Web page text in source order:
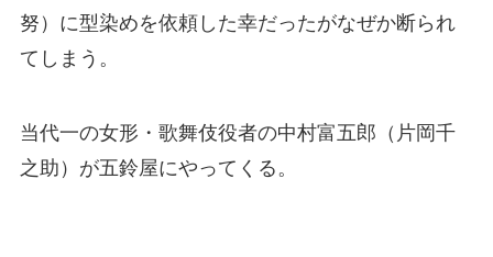
努）に型染めを依頼した幸だったがなぜか断られ
てしまう。
当代一の女形・歌舞伎役者の中村富五郎（片岡千
之助）が五鈴屋にやってくる。